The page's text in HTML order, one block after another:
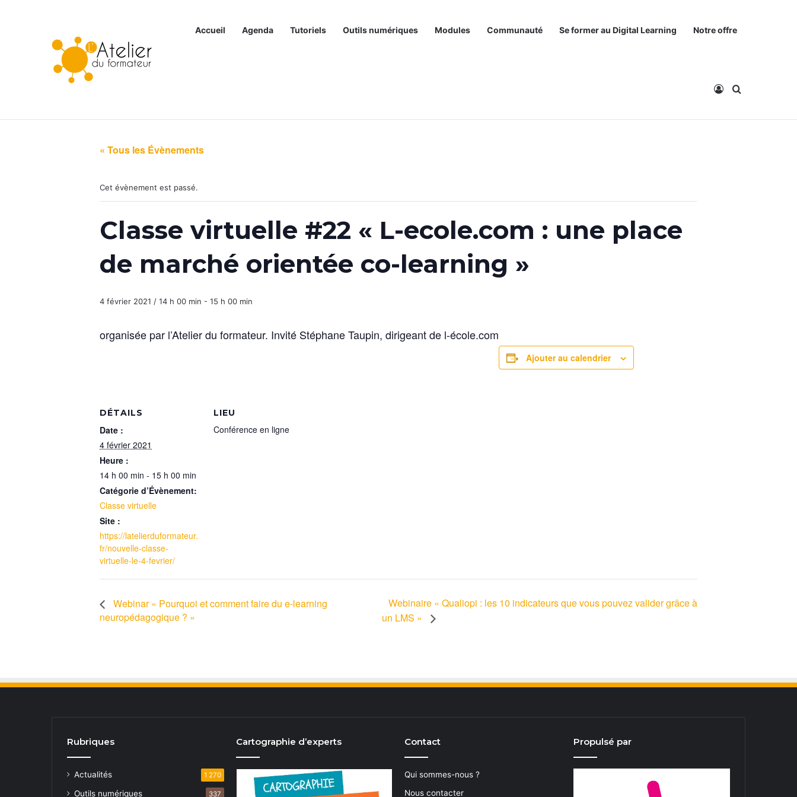
Accueil Agenda Tutoriels Outils numériques Modules Communauté Se former au Digital Learning Notre offre
Connexion
Rechercher
« Tous les Évènements
Cet évènement est passé.
Classe virtuelle #22 « L-ecole.com : une place
de marché orientée co-learning »
4 février 2021 / 14 h 00 min - 15 h 00 min
organisée par l’Atelier du formateur. Invité Stéphane Taupin, dirigeant de l-école.com
Ajouter au calendrier
DÉTAILS
Date :
4 février 2021
Heure :
14 h 00 min - 15 h 00 min
Catégorie d’Évènement:
Classe virtuelle
Site :
https://latelierduformateur.
fr/nouvelle-classe-
virtuelle-le-4-fevrier/
LIEU
Conférence en ligne
Webinar « Pourquoi et comment faire du e-learning
neuropédagogique ? »
Webinaire « Qualiopi : les 10 indicateurs que vous pouvez valider grâce à
un LMS »
Rubriques
Actualités 1 270
Outils numériques 337
Cartographie d’experts Contact
Qui sommes-nous ?
Nous contacter
Propulsé par